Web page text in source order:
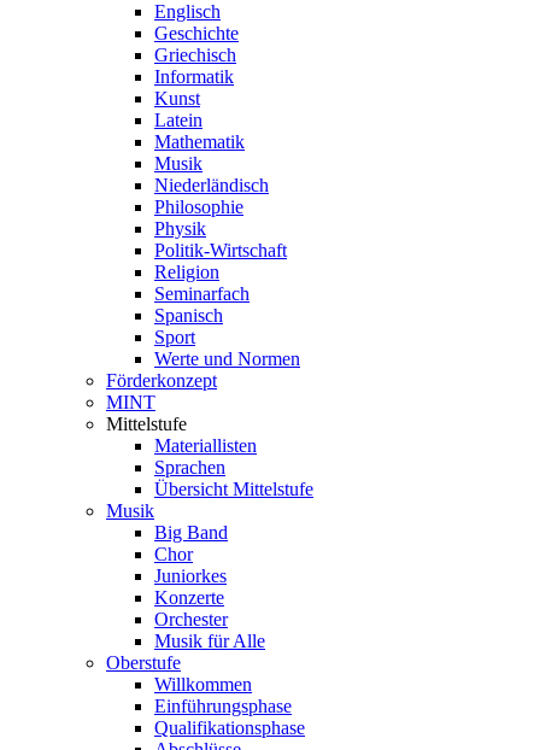
Englisch
Geschichte
Griechisch
Informatik
Kunst
Latein
Mathematik
Musik
Niederländisch
Philosophie
Physik
Politik-Wirtschaft
Religion
Seminarfach
Spanisch
Sport
Werte und Normen
Förderkonzept
MINT
Mittelstufe
Materiallisten
Sprachen
Übersicht Mittelstufe
Musik
Big Band
Chor
Juniorkes
Konzerte
Orchester
Musik für Alle
Oberstufe
Willkommen
Einführungsphase
Qualifikationsphase